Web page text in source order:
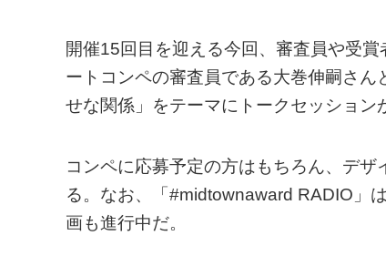
開催15回目を迎える今回、審査員や受
ートコンペの審査員である大巻伸嗣さ
せな関係」をテーマにトークセッション
コンペに応募予定の方はもちろん、デ
る。なお、「#midtownaward RADIO」
画も進行中だ。